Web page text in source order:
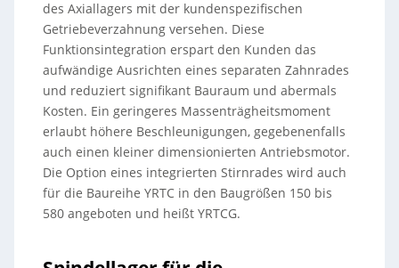
des Axiallagers mit der kundenspezifischen
Getriebeverzahnung versehen. Diese
Funktionsintegration erspart den Kunden das
aufwändige Ausrichten eines separaten Zahnrades
und reduziert signifikant Bauraum und abermals
Kosten. Ein geringeres Massenträgheitsmoment
erlaubt höhere Beschleunigungen, gegebenenfalls
auch einen kleiner dimensionierten Antriebsmotor.
Die Option eines integrierten Stirnrades wird auch
für die Baureihe YRTC in den Baugrößen 150 bis
580 angeboten und heißt YRTCG.